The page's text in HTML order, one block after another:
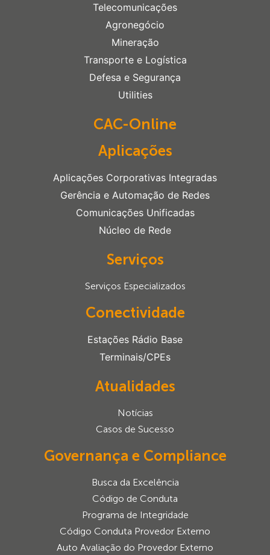
Telecomunicações
Agronegócio
Mineração
Transporte e Logística
Defesa e Segurança
Utilities
CAC-Online
Aplicações
Aplicações Corporativas Integradas
Gerência e Automação de Redes
Comunicações Unificadas
Núcleo de Rede
Serviços
Serviços Especializados
Conectividade
Estações Rádio Base
Terminais/CPEs
Atualidades
Notícias
Casos de Sucesso
Governança e Compliance
Busca da Excelência
Código de Conduta
Programa de Integridade
Código Conduta Provedor Externo
Auto Avaliação do Provedor Externo